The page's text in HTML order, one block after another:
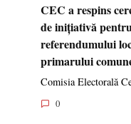
CEC a respins
de inițiativă
referendumului
primarului
Comisia Electorală
0